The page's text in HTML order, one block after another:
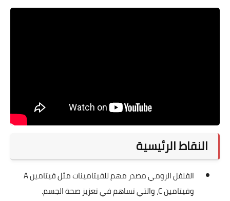
النقاط الرئيسية
الفلفل الرومي مصدر مهم للفيتامينات مثل فيتامين A
وفيتامين C، والتي تساهم في تعزيز صحة الجسم.